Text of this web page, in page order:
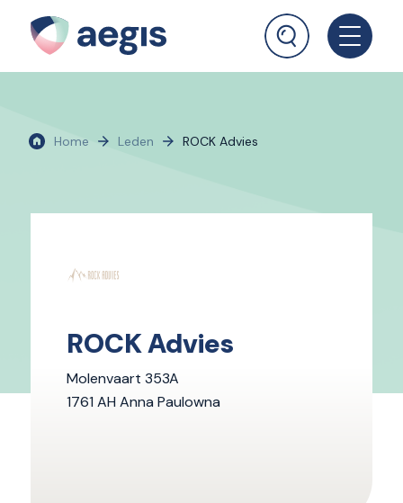
Home Leden ROCK Advies
ROCK Advies
Molenvaart 353A
1761 AH Anna Paulowna